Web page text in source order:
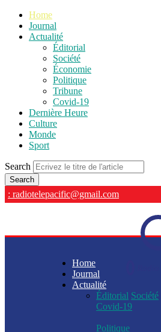
Home
Journal
Actualité
Éditorial
Société
Économie
Politique
Tribune
Covid-19
Dernière Heure
Culture
Monde
Sport
Search
: radiotelepacific@gmail.com
Home
Journal
Actualité
Éditorial Société
Covid-19
Politique